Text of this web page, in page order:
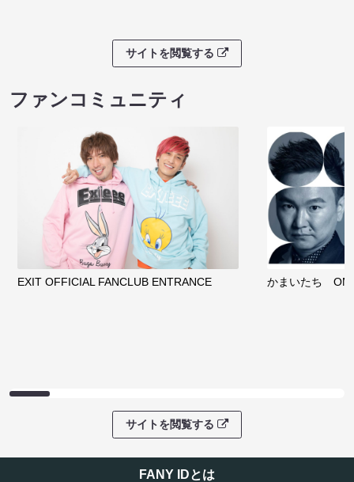
サイトを閲覧する
ファンコミュニティ
EXIT OFFICIAL FANCLUB ENTRANCE かまいたち
サイトを閲覧する
FANY IDとは